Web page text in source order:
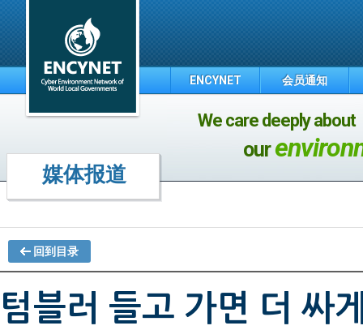
ENCYNET 会员通知
We care deeply about
our
媒体报道
回到目录
텀블러 들고 가면 더 싸